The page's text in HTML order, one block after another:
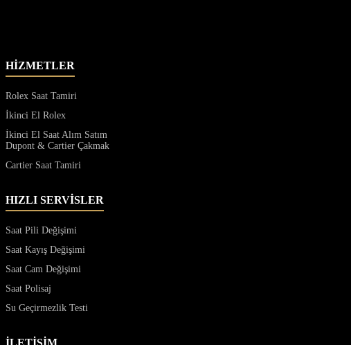
HİZMETLER
Rolex Saat Tamiri
İkinci El Rolex
İkinci El Saat Alım Satım
Dupont & Cartier Çakmak
Cartier Saat Tamiri
HIZLI SERVİSLER
Saat Pili Değişimi
Saat Kayış Değişimi
Saat Cam Değişimi
Saat Polisaj
Su Geçirmezlik Testi
İLETİŞİM